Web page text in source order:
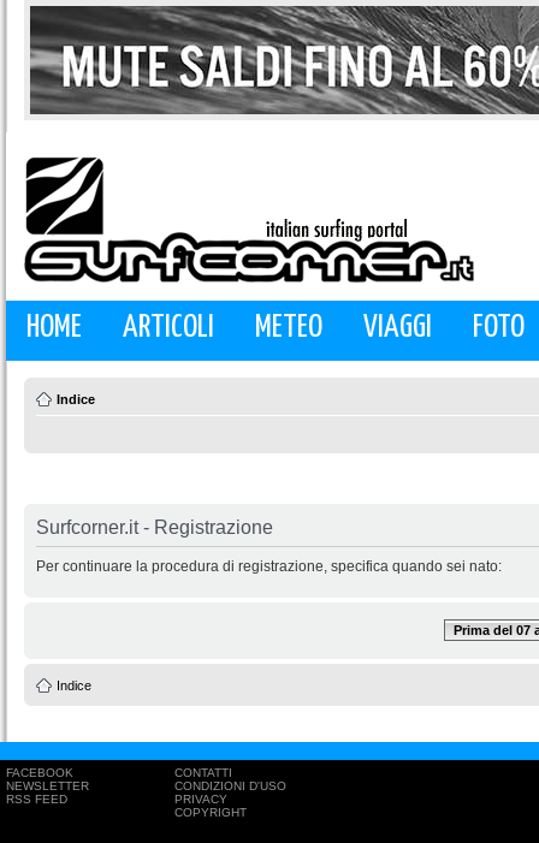
HOME ARTICOLI METEO VIAGGI FOTO
Indice
Surfcorner.it - Registrazione
Per continuare la procedura di registrazione, specifica quando sei nato:
Prima del 07
Indice
FACEBOOK
NEWSLETTER
RSS FEED
CONTATTI
CONDIZIONI D'USO
PRIVACY
COPYRIGHT